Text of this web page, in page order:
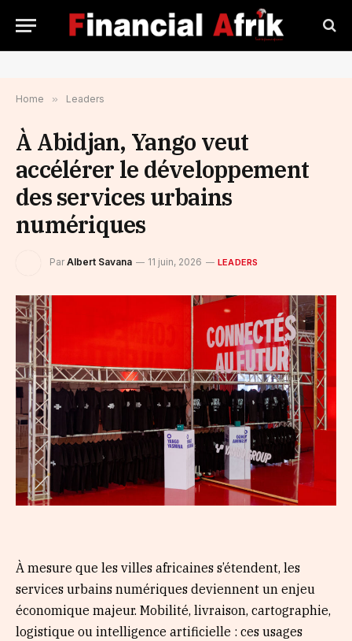
Home » Leaders
À Abidjan, Yango veut
accélérer le développement
des services urbains
numériques
Par Albert Savana 11 juin, 2026 LEADERS
À mesure que les villes africaines s’étendent, les
services urbains numériques deviennent un enjeu
économique majeur. Mobilité, livraison, cartographie,
logistique ou intelligence artificielle : ces usages